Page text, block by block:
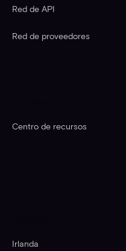
Red de API
Red de proveedores
Centro de recursos
Irlanda